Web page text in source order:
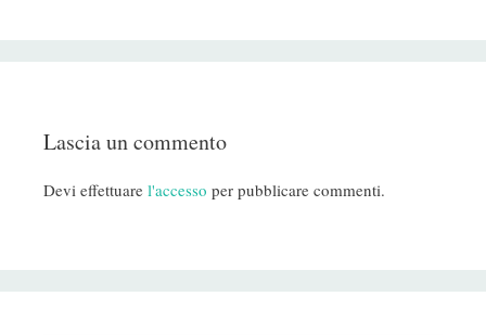
Lascia un commento
Devi effettuare l'accesso per pubblicare commenti.